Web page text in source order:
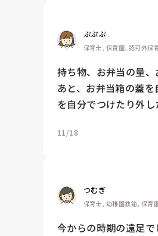
ぷぷぷ
保育士, 保育園, 認可外保
持ち物、お弁当の量、
あと、お弁当箱の蓋
を自分でつけたり外
11/18
つむぎ
保育士, 幼稚園教諭, 保育
今からの時期の遠足で